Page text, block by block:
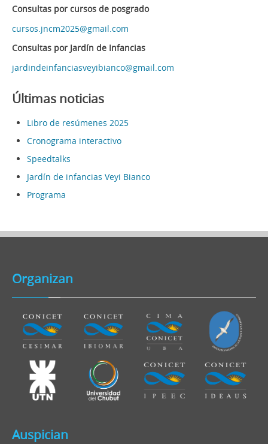
Consultas por cursos de posgrado
cursos.jncm2025@gmail.com
Consultas por Jardín de Infancias
jardindeinfanciasveyibianco@gmail.com
Últimas noticias
Libro de resúmenes 2025
Cronograma interactivo
Speedtalks
Jardín de infancias Veyi Bianco
Programa
Organizan
Auspician